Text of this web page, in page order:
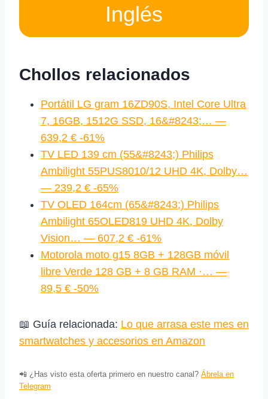
Inglés
Chollos relacionados
Portátil LG gram 16ZD90S, Intel Core Ultra
7, 16GB, 1512G SSD, 16&#8243;… —
639,2 € -61%
TV LED 139 cm (55&#8243;) Philips
Ambilight 55PUS8010/12 UHD 4K, Dolby…
— 239,2 € -65%
TV OLED 164cm (65&#8243;) Philips
Ambilight 65OLED819 UHD 4K, Dolby
Vision… — 607,2 € -61%
Motorola moto g15 8GB + 128GB móvil
libre Verde 128 GB + 8 GB RAM ·… —
89,5 € -50%
📖 Guía relacionada: Lo que arrasa este mes en
smartwatches y accesorios en Amazon
📲 ¿Has visto esta oferta primero en nuestro canal? Ábrela en
Telegram